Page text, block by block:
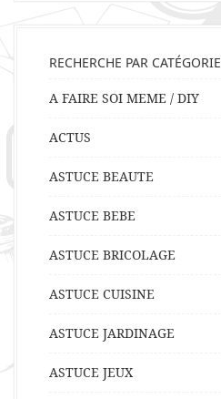
RECHERCHE PAR CATÉGORIE
A FAIRE SOI MEME / DIY
ACTUS
ASTUCE BEAUTE
ASTUCE BEBE
ASTUCE BRICOLAGE
ASTUCE CUISINE
ASTUCE JARDINAGE
ASTUCE JEUX